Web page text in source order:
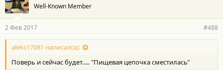
Well-Known Member
2 Фев 2017 #488
aleks17081 написал(а):
Поверь и сейчас будет..... "Пищевая цепочка сместилась"